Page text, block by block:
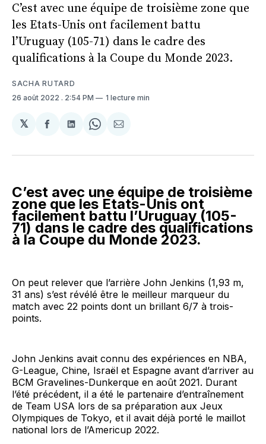
C’est avec une équipe de troisième zone que
les Etats-Unis ont facilement battu
l’Uruguay (105-71) dans le cadre des
qualifications à la Coupe du Monde 2023.
SACHA RUTARD
26 août 2022 . 2:54 PM 1 lecture min
𝕏
Partager
Facebook
Partager
LinkedIn
Share
WhatsApp
Partager
Courriel
C’est avec une équipe de troisième
zone que les Etats-Unis ont
facilement battu l’Uruguay (105-
71) dans le cadre des qualifications
à la Coupe du Monde 2023.
On peut relever que l’arrière John Jenkins (1,93 m,
31 ans) s’est révélé être le meilleur marqueur du
match avec 22 points dont un brillant 6/7 à trois-
points.
John Jenkins avait connu des expériences en NBA,
G-League, Chine, Israël et Espagne avant d’arriver au
BCM Gravelines-Dunkerque en août 2021. Durant
l’été précédent, il a été le partenaire d’entraînement
de Team USA lors de sa préparation aux Jeux
Olympiques de Tokyo, et il avait déjà porté le maillot
national lors de l’Americup 2022.